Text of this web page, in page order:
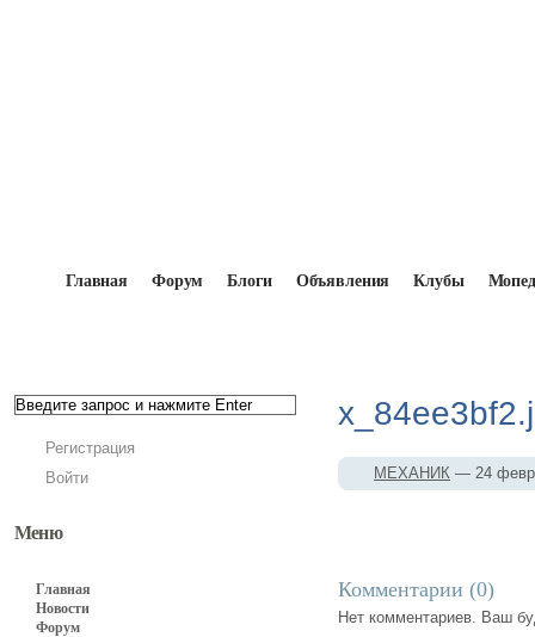
Главная Форум Блоги Объявления Клубы
Регистрация
Войти
Меню
Главная
Новости
Форум
МЕХАНИК — 24
Комментарии (0)
Нет комментариев. Ваш